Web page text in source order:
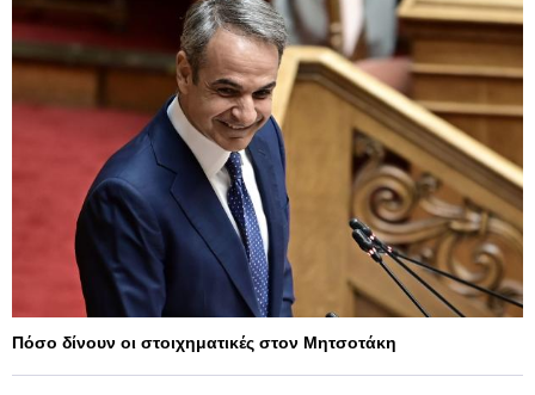
Πόσο δίνουν οι στοιχηματικές στον Μητσοτάκη